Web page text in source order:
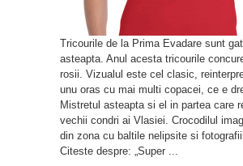
Tricourile de la Prima Evadare sunt
asteapta. Anul acesta tricourile
rosii. Vizualul este cel clasic,
unu oras cu mai multi copacei, ce e
Mistretul asteapta si el in partea care
vechii condri ai Vlasiei. Crocodilul
din zona cu baltile nelipsite si
Citeste despre: „Super ...